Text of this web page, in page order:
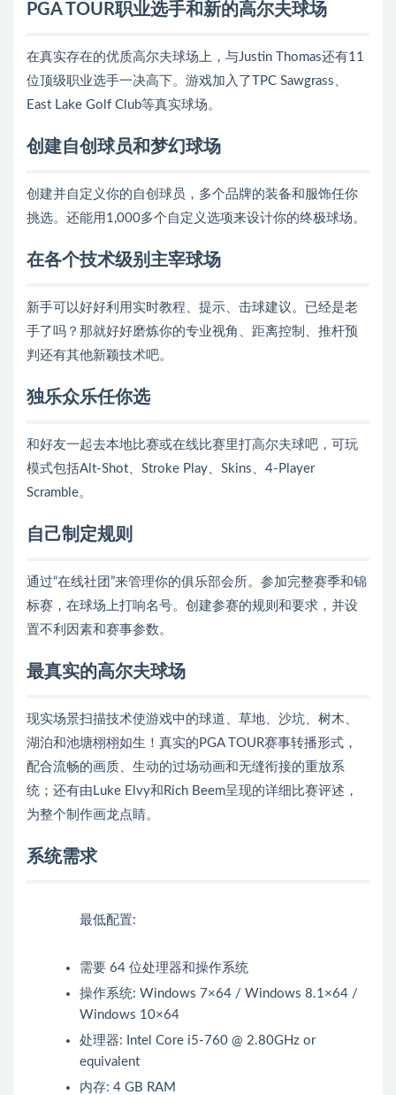
PGA TOUR职业选手和新的高尔夫球场
在真实存在的优质高尔夫球场上，与Justin Thomas还有11
位顶级职业选手一决高下。游戏加入了TPC Sawgrass、
East Lake Golf Club等真实球场。
创建自创球员和梦幻球场
创建并自定义你的自创球员，多个品牌的装备和服饰任你
挑选。还能用1,000多个自定义选项来设计你的终极球场。
在各个技术级别主宰球场
新手可以好好利用实时教程、提示、击球建议。已经是老
手了吗？那就好好磨炼你的专业视角、距离控制、推杆预
判还有其他新颖技术吧。
独乐众乐任你选
和好友一起去本地比赛或在线比赛里打高尔夫球吧，可玩
模式包括Alt-Shot、Stroke Play、Skins、4-Player
Scramble。
自己制定规则
通过“在线社团”来管理你的俱乐部会所。参加完整赛季和锦
标赛，在球场上打响名号。创建参赛的规则和要求，并设
置不利因素和赛事参数。
最真实的高尔夫球场
现实场景扫描技术使游戏中的球道、草地、沙坑、树木、
湖泊和池塘栩栩如生！真实的PGA TOUR赛事转播形式，
配合流畅的画质、生动的过场动画和无缝衔接的重放系
统；还有由Luke Elvy和Rich Beem呈现的详细比赛评述，
为整个制作画龙点睛。
系统需求
最低配置:
需要 64 位处理器和操作系统
操作系统: Windows 7×64 / Windows 8.1×64 /
Windows 10×64
处理器: Intel Core i5-760 @ 2.80GHz or
equivalent
内存: 4 GB RAM